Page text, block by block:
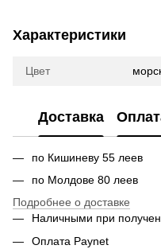
Характеристики
Цвет
Доставка
по Кишиневу 55 леев
по Молдове 80 леев
Подробнее о доставке
Наличными при
Оплата Paynet